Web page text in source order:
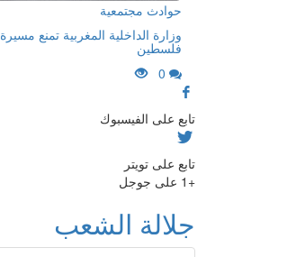
حوادث مجتمعية
وزارة الداخلية المغربية تمنع مسيرة
فلسطين
تابع على الفيسبوك
تابع على تويتر
+1 على جوجل
جلالة الشعب